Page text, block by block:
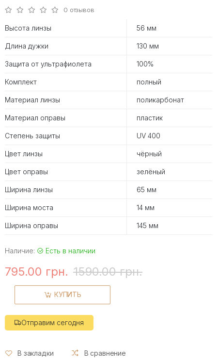
0 отзывов
Высота линзы 56 мм
Длина дужки 130 мм
Защита от ультрафиолета 100%
Комплект полный
Материал линзы поликарбонат
Материал оправы пластик
Степень защиты UV 400
Цвет линзы чёрный
Цвет оправы зелёный
Ширина линзы 65 мм
Ширина моста 14 мм
Ширина оправы 145 мм
Наличие: Есть в наличии
795.00 грн. 1590.00 грн.
КУПИТЬ
Отправим сегодня
В закладки В сравнение